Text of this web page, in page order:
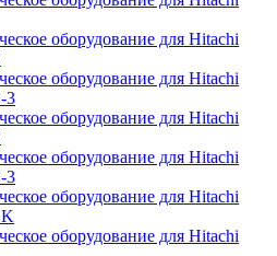
оборудование для Hitachi
оборудование для Hitachi
3
оборудование для Hitachi
оборудование для Hitachi
3
оборудование для Hitachi
оборудование для Hitachi